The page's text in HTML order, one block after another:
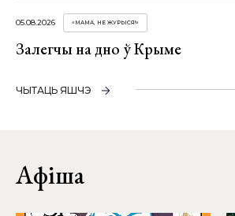
05.08.2026 «МАМА, НЕ ЖУРЫСЯ!»
Залегчы на дно ў Крыме
ЧЫТАЦЬ ЯШЧЭ
Афіша